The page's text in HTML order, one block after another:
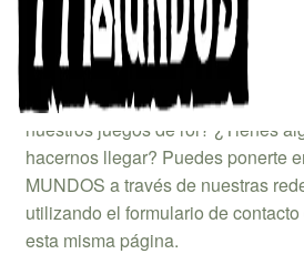
+
Contacto
¿No has logrado resolver todas las
nuestros juegos de rol? ¿Tienes
hacernos llegar? Puedes ponerte
MUNDOS a través de nuestras
utilizando el formulario de
esta misma página.